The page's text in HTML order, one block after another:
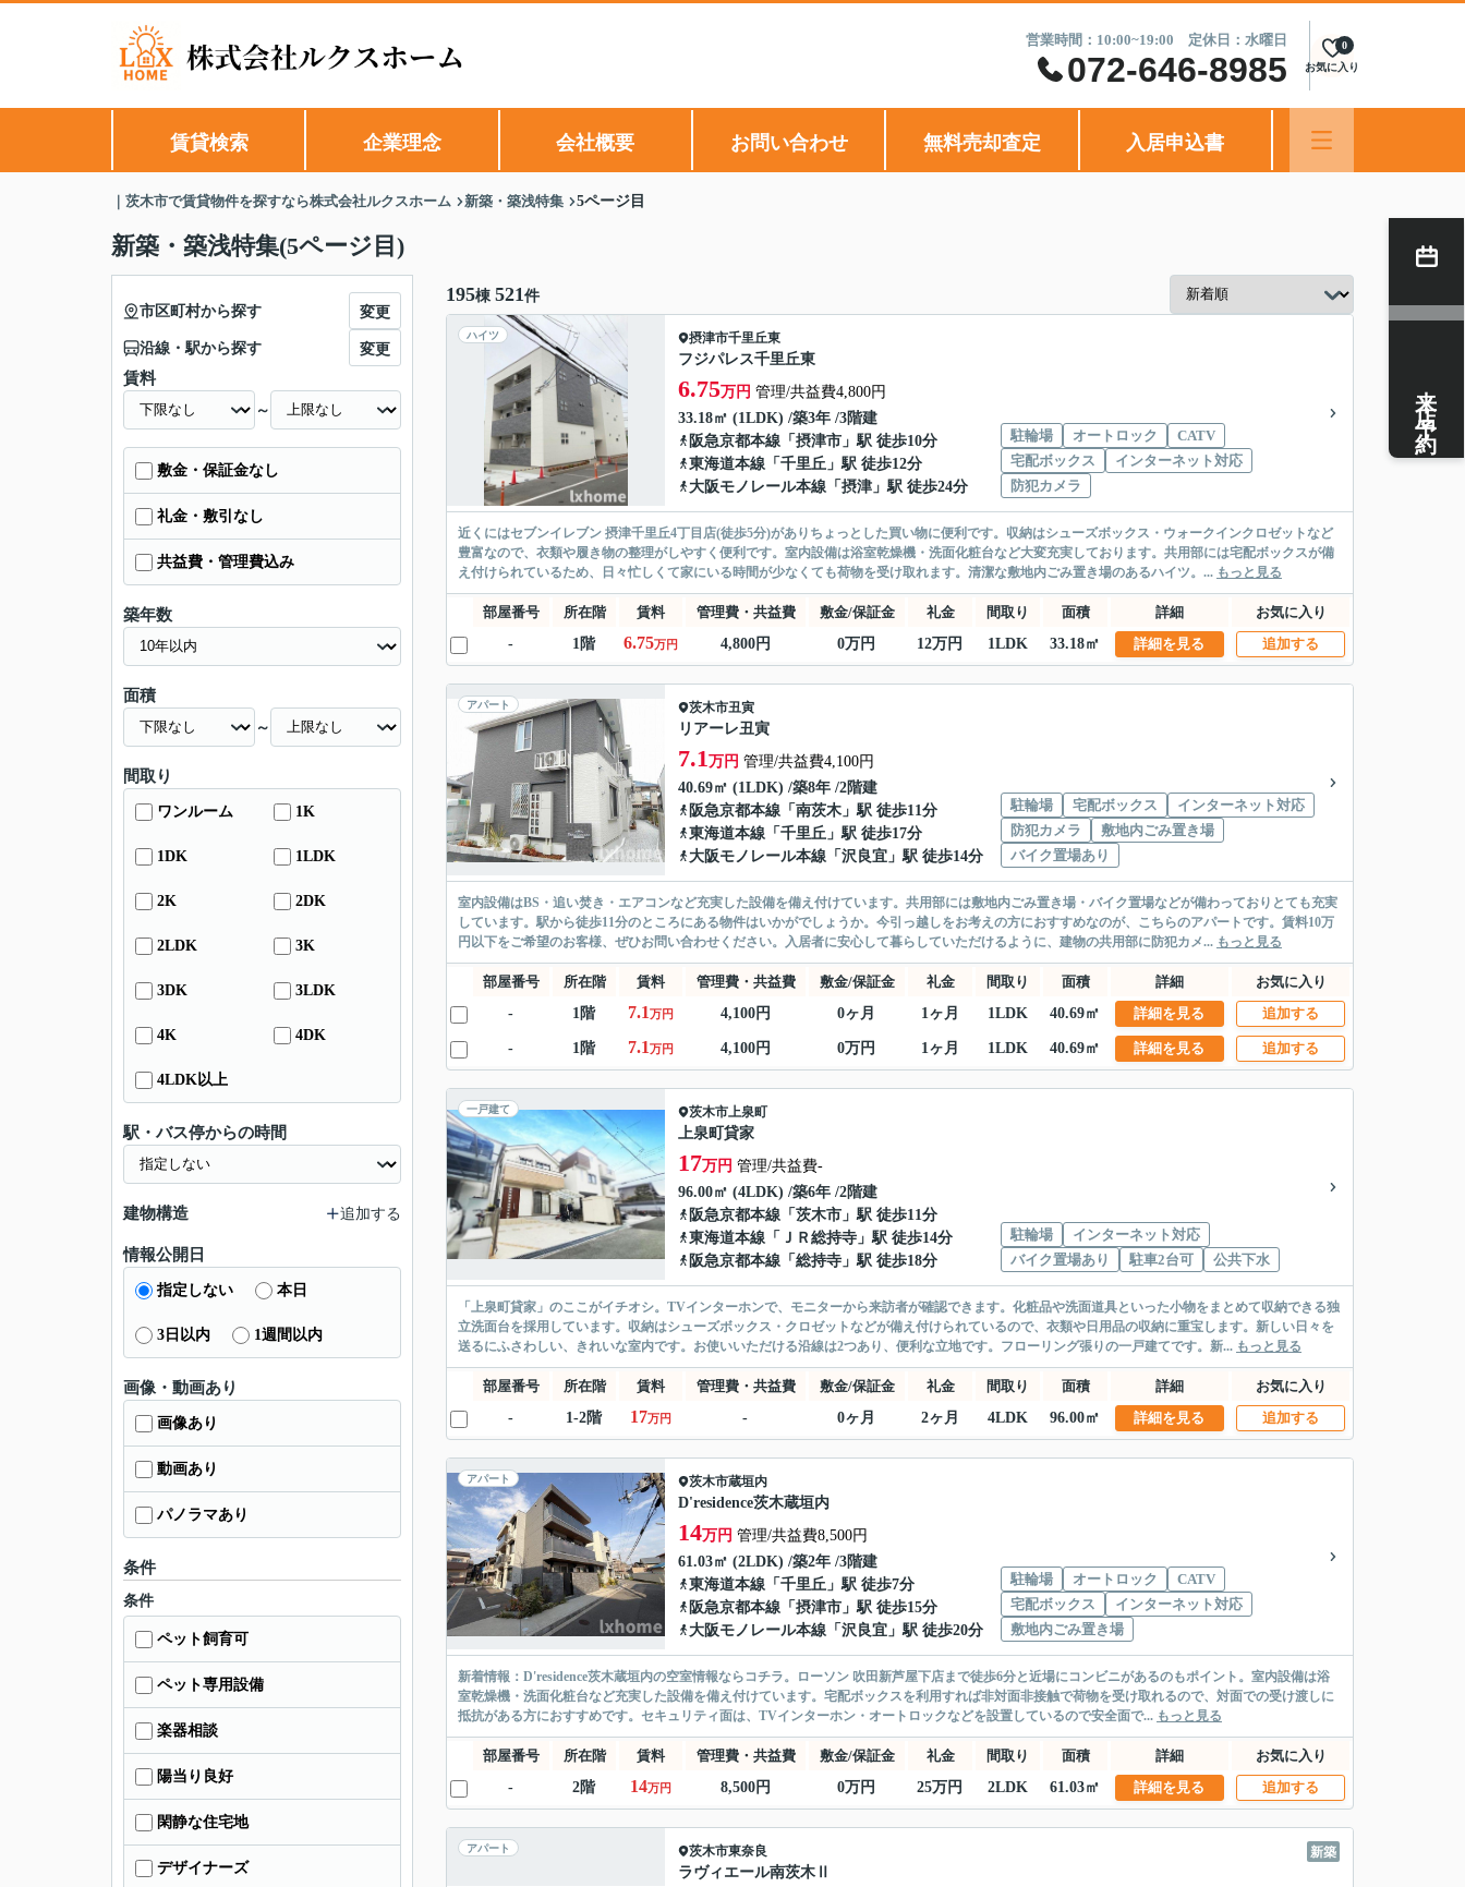
営業時間：10:00~19:00 定休日：水曜日
072-646-8985 お気に入り
0
賃貸検索 企業理念 会社概要 お問い合わせ 無料売却査定 入居申込書
｜茨木市で賃貸物件を探すなら株式会社ルクスホーム 新築・築浅特集 5ページ目
新築・築浅特集(5ページ目)
195棟 521 件
ハイツ 摂津市千里丘東
フジパレス千里丘東
6.75万円 管理/共益費4,800円
33.18㎡ (1LDK) /築3年 /3階建
阪急京都本線 「 摂津市 」駅 徒歩10分
東海道本線 「 千里丘 」駅 徒歩12分
大阪モノレール本線 「 摂津 」駅 徒歩24分
駐輪場 オートロック
CATV
宅配ボックス
インターネット対応
防犯カメラ
近くにはセブンイレブン 摂津千里丘4丁目店(徒歩5分)がありちょっとした買い物に便利です。収納はシューズボックス・ウォークインクロゼットなど
豊富なので、衣類や履き物の整理がしやすく便利です。室内設備は浴室乾燥機・洗面化粧台など大変充実しております。共用部には宅配ボックスが備
え付けられているため、日々忙しくて家にいる時間が少なくても荷物を受け取れます。清潔な敷地内ごみ置き場のあるハイツ。... もっと見る
部屋番号 所在階 賃料 管理費・共益費 敷金/保証金 礼金 間取り 面積 詳細
お気に入り
-
1階 6.75万円 4,800円 0万円 12万円 1LDK 33.18㎡ 詳細を見る 追加する
アパート 茨木市丑寅
リアーレ丑寅
7.1万円 管理/共益費4,100円
40.69㎡ (1LDK) /築8年 /2階建
阪急京都本線 「 南茨木 」駅 徒歩11分
東海道本線 「 千里丘 」駅 徒歩17分
大阪モノレール本線 「 沢良宜 」駅 徒歩14分
駐輪場 宅配ボックス
インターネット対応
防犯カメラ
敷地内ごみ置き場
バイク置場あり
室内設備はBS・追い焚き・エアコンなど充実した設備を備え付けています。共用部には敷地内ごみ置き場・バイク置場などが備わっておりとても充実
しています。駅から徒歩11分のところにある物件はいかがでしょうか。今引っ越しをお考えの方におすすめなのが、こちらのアパートです。賃料10万
円以下をご希望のお客様、ぜひお問い合わせください。入居者に安心して暮らしていただけるように、建物の共用部に防犯カメ... もっと見る
部屋番号 所在階 賃料 管理費・共益費 敷金/保証金 礼金 間取り 面積 詳細
お気に入り
-
1階 7.1万円 4,100円 0ヶ月 1ヶ月 1LDK 40.69㎡ 詳細を見る 追加する
- 1階 7.1万円 4,100円 0万円 1ヶ月 1LDK 40.69㎡ 詳細を見る 追加する
一戸建て 茨木市上泉町
上泉町貸家
17万円 管理/共益費-
96.00㎡ (4LDK) /築6年 /2階建
阪急京都本線 「 茨木市 」駅 徒歩11分
東海道本線 「 ＪＲ総持寺 」駅 徒歩14分
阪急京都本線 「 総持寺 」駅 徒歩18分
駐輪場
インターネット対応
バイク置場あり
駐車2台可 公共下水
「上泉町貸家」のここがイチオシ。TVインターホンで、モニターから来訪者が確認できます。化粧品や洗面道具といった小物をまとめて収納できる独
立洗面台を採用しています。収納はシューズボックス・クロゼットなどが備え付けられているので、衣類や日用品の収納に重宝します。新しい日々を
送るにふさわしい、きれいな室内です。お使いいただける沿線は2つあり、便利な立地です。フローリング張りの一戸建てです。新... もっと見る
部屋番号 所在階 賃料 管理費・共益費 敷金/保証金 礼金 間取り 面積 詳細
お気に入り
-
1-2階 17万円 - 0ヶ月 2ヶ月 4LDK 96.00㎡ 詳細を見る 追加する
アパート 茨木市蔵垣内
D'residence茨木蔵垣内
14万円 管理/共益費8,500円
61.03㎡ (2LDK) /築2年 /3階建
東海道本線 「 千里丘 」駅 徒歩7分
阪急京都本線 「 摂津市 」駅 徒歩15分
大阪モノレール本線 「 沢良宜 」駅 徒歩20分
駐輪場 オートロック
CATV
宅配ボックス
インターネット対応
敷地内ごみ置き場
新着情報：D'residence茨木蔵垣内の空室情報ならコチラ。ローソン 吹田新芦屋下店まで徒歩6分と近場にコンビニがあるのもポイント。室内設備は浴
室乾燥機・洗面化粧台など充実した設備を備え付けています。宅配ボックスを利用すれば非対面非接触で荷物を受け取れるので、対面での受け渡しに
抵抗がある方におすすめです。セキュリティ面は、TVインターホン・オートロックなどを設置しているので安全面で... もっと見る
部屋番号 所在階 賃料 管理費・共益費 敷金/保証金 礼金 間取り 面積 詳細
お気に入り
-
2階 14万円 8,500円 0万円 25万円 2LDK 61.03㎡ 詳細を見る 追加する
アパート 新築
茨木市東奈良
ラヴィエール南茨木Ⅱ
市区町村から探す 変更
沿線・駅から探す 変更
賃料
～
敷金・保証金なし
礼金・敷引なし
共益費・管理費込み
築年数
面積
～
間取り
ワンルーム 1K
1DK 1LDK
2K 2DK
2LDK 3K
3DK 3LDK
4K 4DK
4LDK以上
駅・バス停からの時間
建物構造 追加する
情報公開日
指定しない 本日
3日以内 1週間以内
画像・動画あり
画像あり
動画あり
パノラマあり
条件
条件
ペット飼育可
ペット専用設備
楽器相談
陽当り良好
閑静な住宅地
デザイナーズ
来店予約